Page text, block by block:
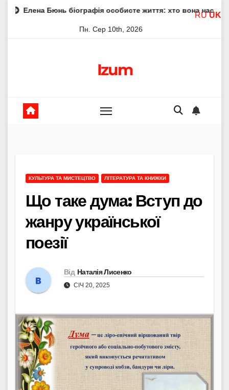
Skipбіографія особисте життя: хто вона насправді
Пн. Сер 10th, 2026
Izum
КУЛЬТУРА ТА МИСТЕЦТВО ЛІТЕРАТУРА ТА КНИЖКИ
Що таке дума: Вступ до
жанру української
поезії
Від Наталія Лисенко
СІЧ 20, 2025
RU UK